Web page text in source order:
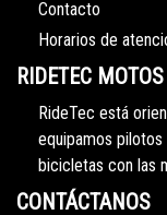
Contacto
Horarios de
RIDETEC
RideTec está
equipamos
bicicletas con las
CONTÁCTANOS